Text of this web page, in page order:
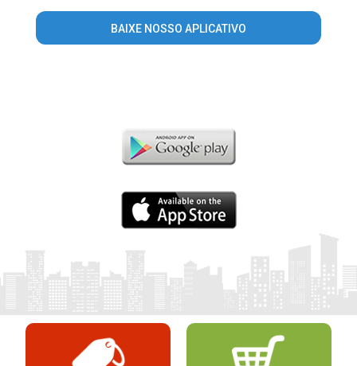
BAIXE NOSSO APLICATIVO